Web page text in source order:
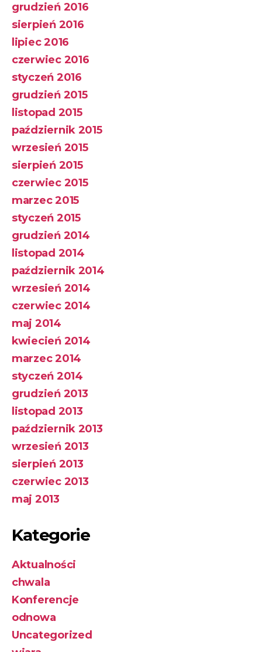
grudzień 2016
sierpień 2016
lipiec 2016
czerwiec 2016
styczeń 2016
grudzień 2015
listopad 2015
październik 2015
wrzesień 2015
sierpień 2015
czerwiec 2015
marzec 2015
styczeń 2015
grudzień 2014
listopad 2014
październik 2014
wrzesień 2014
czerwiec 2014
maj 2014
kwiecień 2014
marzec 2014
styczeń 2014
grudzień 2013
listopad 2013
październik 2013
wrzesień 2013
sierpień 2013
czerwiec 2013
maj 2013
Kategorie
Aktualności
chwala
Konferencje
odnowa
Uncategorized